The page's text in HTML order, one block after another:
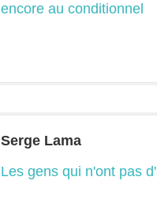
encore au conditionnel
Serge Lama
Les gens qui n'ont pas